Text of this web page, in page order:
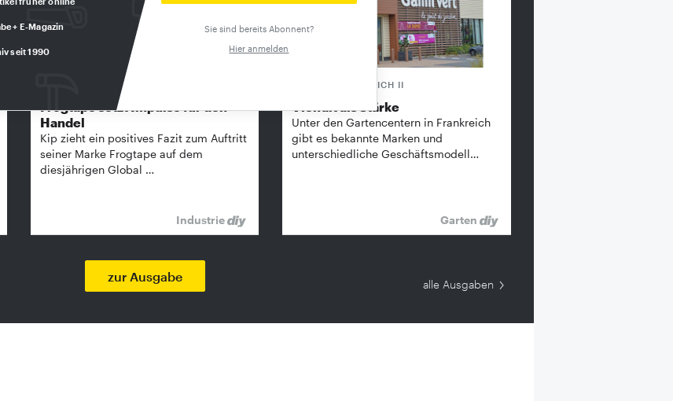
+ E-Magazin
seit 1990
Sie sind bereits Abonnent?
Hier anmelden
Frogtape setzt Impulse für den
Handel
Kip zieht ein positives Fazit zum Auftritt
seiner Marke Frogtape auf dem
diesjährigen Global …
Industrie
FRANKREICH II
Vielfalt als Stärke
Unter den Gartencentern in Frankreich
gibt es bekannte ­Marken und
unterschiedliche Geschäftsmodell…
Garten
zur Ausgabe
alle Ausgaben